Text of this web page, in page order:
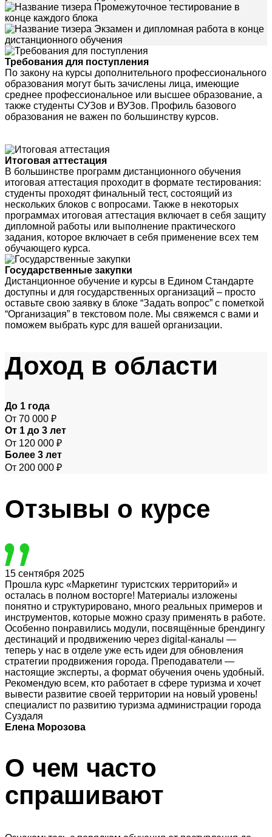
Промежуточное тестирование в
конце каждого блока
Экзамен и дипломная работа в конце
дистанционного обучения
Требования для поступления
По закону на курсы дополнительного профессионального
образования могут быть зачислены лица, имеющие
среднее профессиональное или высшее образование, а
также студенты СУЗов и ВУЗов. Профиль базового
образования не важен по большинству курсов.
Итоговая аттестация
В большинстве программ дистанционного обучения
итоговая аттестация проходит в формате тестирования:
студенты проходят финальный тест, состоящий из
нескольких блоков с вопросами. Также в некоторых
программах итоговая аттестация включает в себя защиту
дипломной работы или выполнение практического
задания, которое включает в себя применение всех тем
обучающего курса.
Государственные закупки
Дистанционное обучение и курсы в Едином Стандарте
доступны и для государственных организаций – просто
оставьте свою заявку в блоке “Задать вопрос” с пометкой
“Организация” в текстовом поле. Мы свяжемся с вами и
поможем выбрать курс для вашей организации.
Доход в области
До 1 года
От 70 000 ₽
От 1 до 3 лет
От 120 000 ₽
Более 3 лет
От 200 000 ₽
Отзывы о курсе
15 сентября 2025
Прошла курс «Маркетинг туристских территорий» и
осталась в полном восторге! Материалы изложены
понятно и структурировано, много реальных примеров и
инструментов, которые можно сразу применять в работе.
Особенно понравились модули, посвящённые брендингу
дестинаций и продвижению через digital-каналы —
теперь у нас в отделе уже есть идеи для обновления
стратегии продвижения города. Преподаватели —
настоящие эксперты, а формат обучения очень удобный.
Рекомендую всем, кто работает в сфере туризма и хочет
вывести развитие своей территории на новый уровень!
специалист по развитию туризма администрации города
Суздаля
Елена Морозова
О чем часто
спрашивают